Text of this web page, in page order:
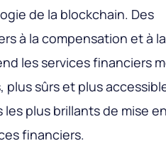
de la blockchain. Des
à la compensation et à la
les services financiers
sûrs et plus
les plus brillants de mise en
financiers.